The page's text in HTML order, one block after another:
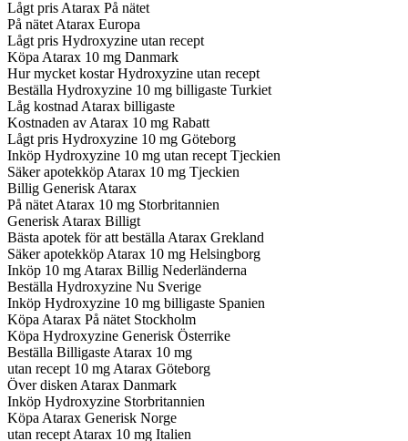
Lågt pris Atarax På nätet
På nätet Atarax Europa
Lågt pris Hydroxyzine utan recept
Köpa Atarax 10 mg Danmark
Hur mycket kostar Hydroxyzine utan recept
Beställa Hydroxyzine 10 mg billigaste Turkiet
Låg kostnad Atarax billigaste
Kostnaden av Atarax 10 mg Rabatt
Lågt pris Hydroxyzine 10 mg Göteborg
Inköp Hydroxyzine 10 mg utan recept Tjeckien
Säker apotekköp Atarax 10 mg Tjeckien
Billig Generisk Atarax
På nätet Atarax 10 mg Storbritannien
Generisk Atarax Billigt
Bästa apotek för att beställa Atarax Grekland
Säker apotekköp Atarax 10 mg Helsingborg
Inköp 10 mg Atarax Billig Nederländerna
Beställa Hydroxyzine Nu Sverige
Inköp Hydroxyzine 10 mg billigaste Spanien
Köpa Atarax På nätet Stockholm
Köpa Hydroxyzine Generisk Österrike
Beställa Billigaste Atarax 10 mg
utan recept 10 mg Atarax Göteborg
Över disken Atarax Danmark
Inköp Hydroxyzine Storbritannien
Köpa Atarax Generisk Norge
utan recept Atarax 10 mg Italien